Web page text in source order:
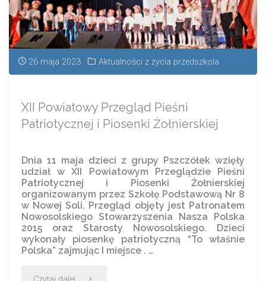
26 maja 2023 Aktualności z życia przedszkola
XII Powiatowy Przegląd Pieśni
Patriotycznej i Piosenki Żołnierskiej
Dnia 11 maja dzieci z grupy Pszczółek wzięły
udział w XII Powiatowym Przeglądzie Pieśni
Patriotycznej i Piosenki Żołnierskiej
organizowanym przez Szkołę Podstawową Nr 8
w Nowej Soli. Przegląd objęty jest Patronatem
Nowosolskiego Stowarzyszenia Nasza Polska
2015 oraz Starosty Nowosolskiego. Dzieci
wykonały piosenkę patriotyczną “To właśnie
Polska” zajmując I miejsce . …